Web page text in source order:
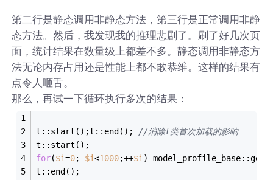
第二行是静态调用非静态方法，第三行是正常调用非静
态方法。然后，我发现我的推理悲剧了。刷了好几次页
面，统计结果在数量级上都差不多。静态调用非静态方
法无论内存占用还是性能上都不敢恭维。这样的结果有
点令人咂舌。
那么，再试一下循环执行多次的结果：
t::start();t::end(); //消除t类首次加载的影响
t::start();
for($i=0; $i<1000;++$i )
t::end();